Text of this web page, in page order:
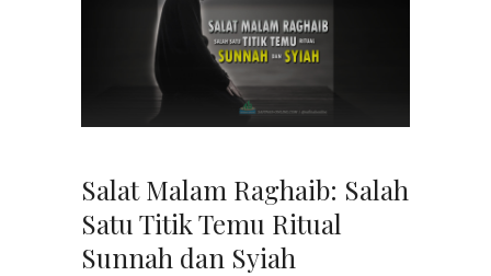
Salat Malam Raghaib: Salah
Satu Titik Temu Ritual
Sunnah dan Syiah